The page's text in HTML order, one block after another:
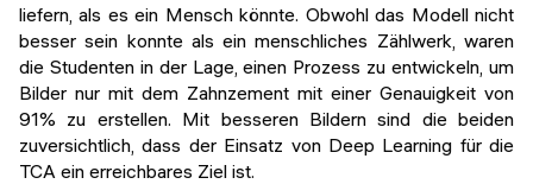
liefern, als es ein Mensch könnte. Obwohl das Modell nicht
besser sein konnte als ein menschliches Zählwerk, waren
die Studenten in der Lage, einen Prozess zu entwickeln, um
Bilder nur mit dem Zahnzement mit einer Genauigkeit von
91% zu erstellen. Mit besseren Bildern sind die beiden
zuversichtlich, dass der Einsatz von Deep Learning für die
TCA ein erreichbares Ziel ist.